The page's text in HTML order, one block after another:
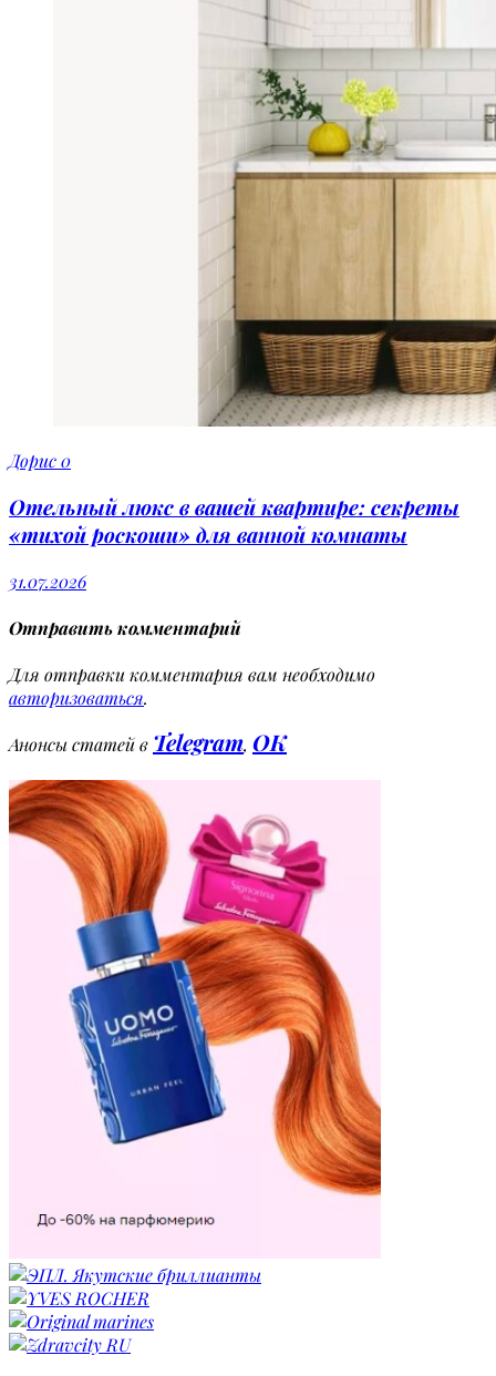
Дорис0
Отельный люкс в вашей квартире: секреты
«тихой роскоши» для ванной комнаты
31.07.2026
Отправить комментарий
Для отправки комментария вам необходимо
авторизоваться.
Анонсы статей в Telegram, OK